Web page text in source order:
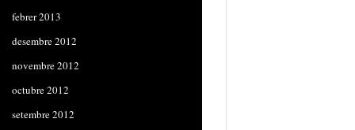
febrer 2013
desembre 2012
novembre 2012
octubre 2012
setembre 2012